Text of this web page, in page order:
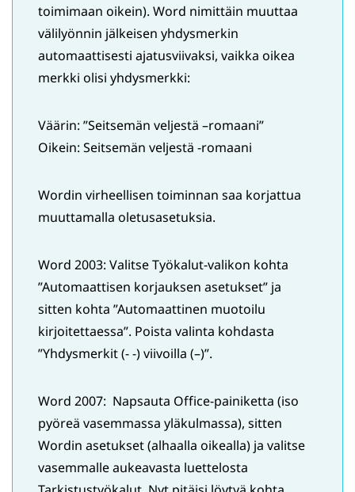
toimimaan oikein). Word nimittäin muuttaa
välilyönnin jälkeisen yhdysmerkin
automaattisesti ajatusviivaksi, vaikka oikea
merkki olisi yhdysmerkki:
Väärin: ”Seitsemän veljestä –romaani”
Oikein: Seitsemän veljestä -romaani
Wordin virheellisen toiminnan saa korjattua
muuttamalla oletusasetuksia.
Word 2003: Valitse Työkalut-valikon kohta
”Automaattisen korjauksen asetukset” ja
sitten kohta ”Automaattinen muotoilu
kirjoitettaessa”. Poista valinta kohdasta
”Yhdysmerkit (- -) viivoilla (–)”.
Word 2007: Napsauta Office-painiketta (iso
pyöreä vasemmassa yläkulmassa), sitten
Wordin asetukset (alhaalla oikealla) ja valitse
vasemmalle aukeavasta luettelosta